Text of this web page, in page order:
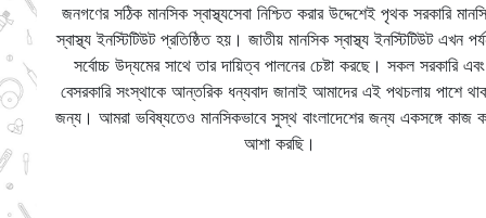
জনগণের সঠিক মানসিক স্বাস্থ্যসেবা নিশ্চিত করার উদ্দেশেই পৃথক সরকারি
স্বাস্থ্য ইনস্টিটিউট প্রতিষ্ঠিত হয়। জাতীয় মানসিক স্বাস্থ্য ইনস্টিটিউট এখন
সর্বোচ্চ উদ্যমের সাথে তার দায়িত্ব পালনের চেষ্টা করছে। সকল সরকারি এবং
বেসরকারি সংস্থাকে আন্তরিক ধন্যবাদ জানাই আমাদের এই পথচলায় পাশে
জন্য। আমরা ভবিষ্যতেও মানসিকভাবে সুস্থ বাংলাদেশের জন্য একসঙ্গে কাজ
আশা করছি।